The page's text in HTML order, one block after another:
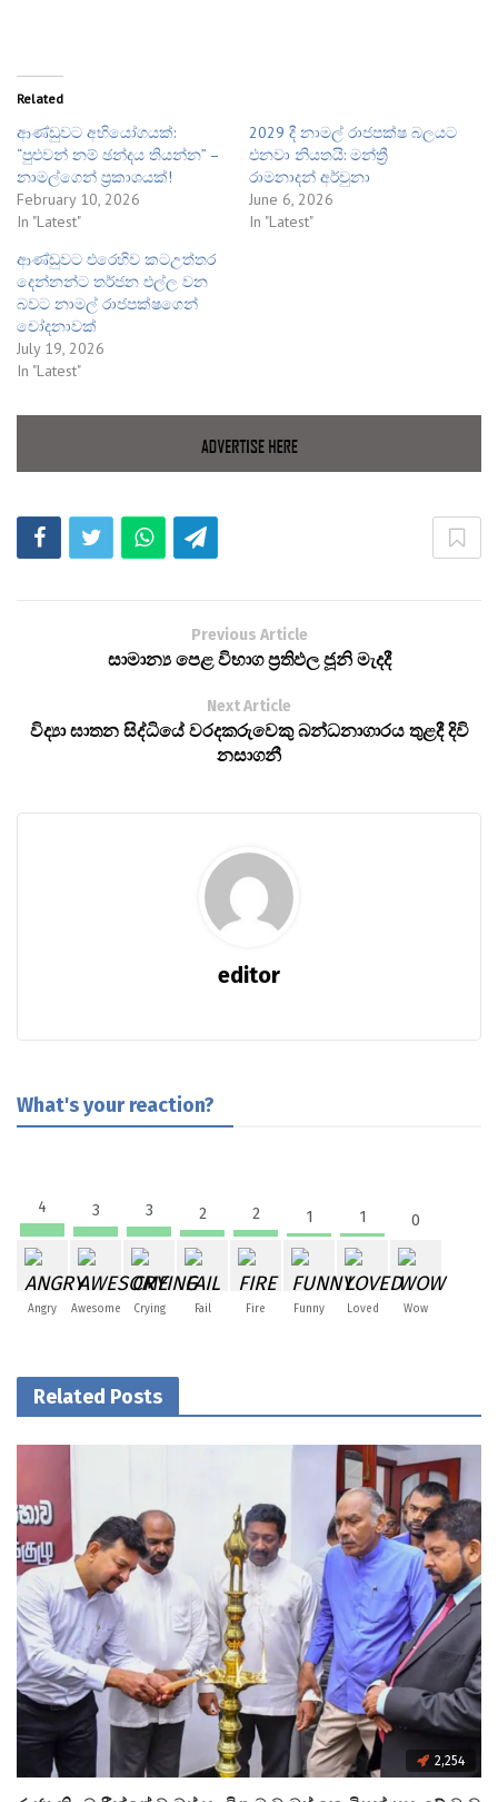
Related
ආණ්ඩුවට අභියෝගයක්:
“පුළුවන් නම් ඡන්දය තියන්න” –
නාමල්ගෙන් ප්‍රකාශයක්!
February 10, 2026
In "Latest"
2029 දී නාමල් රාජපක්ෂ බලයට
එනවා නියතයි: මන්ත්‍රී
රාමනාදන් අර්චුනා
June 6, 2026
In "Latest"
ආණ්ඩුවට එරෙහිව කටඋත්තර
දෙන්නන්ට තර්ජන එල්ල වන
බවට නාමල් රාජපක්ෂගෙන්
චෝදනාවක්
July 19, 2026
In "Latest"
Previous Article
සාමාන්‍ය පෙළ විභාග ප්‍රතිඵල ජූනි මැදදී
Next Article
විද්‍යා ඝාතන සිද්ධියේ වරදකරුවෙකු බන්ධනාගාරය තුළදී දිවි
නසාගනී
editor
What's your reaction?
4
Angry
3
Awesome
3
Crying
2
Fail
2
Fire
1
Funny
1
Loved
0
Wow
Related Posts
2,254